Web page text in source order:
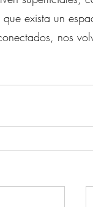
exista un
nos